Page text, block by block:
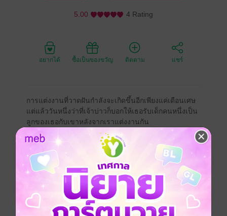
5.00 4 Rating
อยากได้ ซื้อเป็นของขวัญ ติดตาม แชร์
การแต่งงานที่วาดฝันกำลังจะเกิดขึ้นอีกเพียงแค่เดือนเศษ
แต่แล้ววันหนึ่งว่าที่เจ้าบ่าวก็บอกให้เธอรับเด็กคนหนึ่งเป็น
ลูกของเธอกับเขาหลังจากเราแต่งงานกัน
เหมือนสายฟ้าฟาดลงกลางใจดวงน้อย
นลินญาทำใจยอมรับไม่ได้ เธอจึงจากไปด้วยหัวใจที่เจ็บช้ำ
โชคดีที่เธอยังมีครอบครัว มีคนที่รักเธออยู่เคียงข้างและให้
กำลังใจมาตลอดอีกทั้งยังมีชีวิตน้อยๆ ที่กำเนิดขึ้นมาช่วย
เยียวยารักษาจิตใจที่แสนจะบอบช้ำดวงนี้
นอกจากความรักระหว่างหนุ่มสาวแล้ว ยังมีความรักในรูป
แบบอื่น และคนเขียนก็เชื่อว่าไม่ว่าจะเป็นความรักอย่าง
ไหน แต่ “ความรัก” เหล่านั้นจะช่วยเยียวยาทุกอย่าง